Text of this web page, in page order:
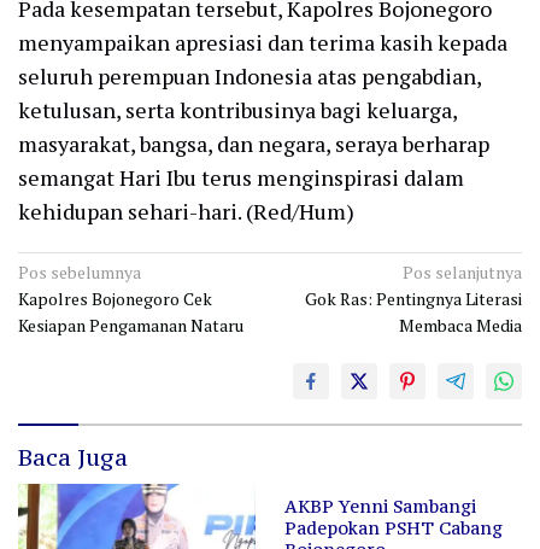
Pada kesempatan tersebut, Kapolres Bojonegoro
menyampaikan apresiasi dan terima kasih kepada
seluruh perempuan Indonesia atas pengabdian,
ketulusan, serta kontribusinya bagi keluarga,
masyarakat, bangsa, dan negara, seraya berharap
semangat Hari Ibu terus menginspirasi dalam
kehidupan sehari-hari. (Red/Hum)
Navigasi
pos
Pos sebelumnya
Kapolres Bojonegoro Cek
Kesiapan Pengamanan Nataru
Pos selanjutnya
Gok Ras: Pentingnya Literasi
Membaca Media
Baca Juga
AKBP Yenni Sambangi
Padepokan PSHT Cabang